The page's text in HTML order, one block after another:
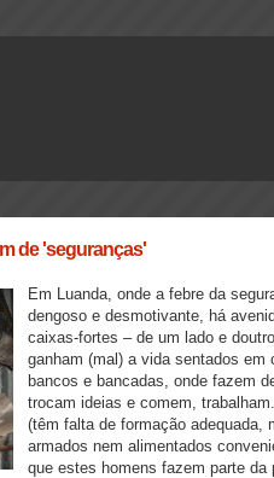
de 'seguranças'
Em Luanda, onde a febre da
dengoso e desmotivante, há
caixas-fortes – de um lado e
ganham (mal) a vida sentados em
bancos e bancadas, onde fazem
trocam ideias e comem,
(têm falta de formação adequada,
armados nem alimentados
que estes homens fazem parte da